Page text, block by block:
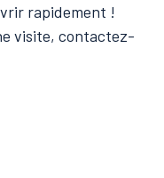
rapidement !
visite, contactez-